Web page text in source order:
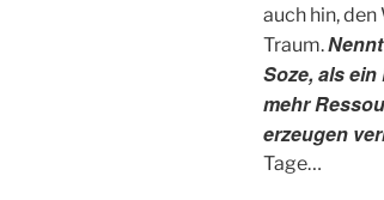
auch hin,
Traum.
Soze, als
mehr
erzeugen
Tage…